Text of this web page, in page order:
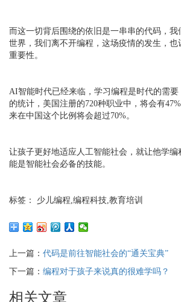
而这一切背后围绕的依旧是一串串的代码，
世界，我们离不开编程，这场疫情的发生，也
重要性。
AI智能时代已经来临，学习编程是时代的需
的统计，美国注册的720种职业中，将会有
来在中国这个比例将会超过70%。
让孩子更好地适应人工智能社会，就让他学
能是智能社会必备的技能。
标签： 少儿编程,编程科技,教育培训
上一篇： 代码是前往智能社会的“通关宝典”
下一篇： 编程对于孩子来说真的很难学吗？
相关文章